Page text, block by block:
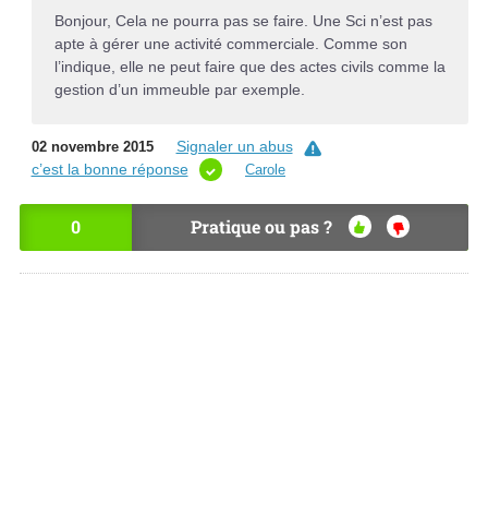
Bonjour, Cela ne pourra pas se faire. Une Sci n’est pas
apte à gérer une activité commerciale. Comme son
l’indique, elle ne peut faire que des actes civils comme la
gestion d’un immeuble par exemple.
02 novembre 2015
Signaler un abus
c’est la bonne réponse
Carole
0 Pratique ou pas ?
OU
I
NO